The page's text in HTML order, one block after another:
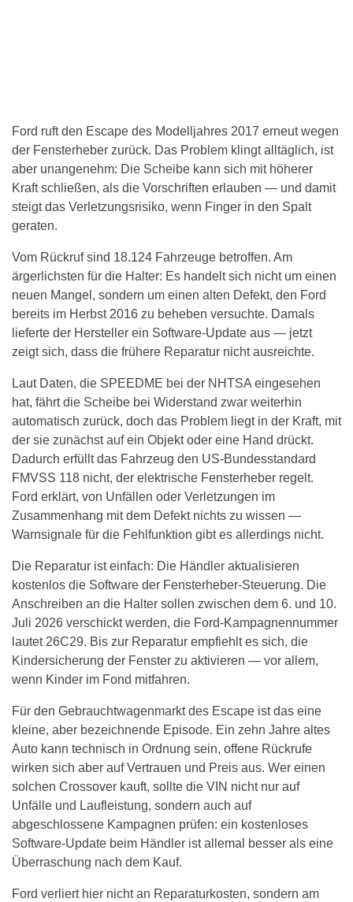
Ford ruft den Escape des Modelljahres 2017 erneut wegen
der Fensterheber zurück. Das Problem klingt alltäglich, ist
aber unangenehm: Die Scheibe kann sich mit höherer
Kraft schließen, als die Vorschriften erlauben — und damit
steigt das Verletzungsrisiko, wenn Finger in den Spalt
geraten.
Vom Rückruf sind 18.124 Fahrzeuge betroffen. Am
ärgerlichsten für die Halter: Es handelt sich nicht um einen
neuen Mangel, sondern um einen alten Defekt, den Ford
bereits im Herbst 2016 zu beheben versuchte. Damals
lieferte der Hersteller ein Software-Update aus — jetzt
zeigt sich, dass die frühere Reparatur nicht ausreichte.
Laut Daten, die SPEEDME bei der NHTSA eingesehen
hat, fährt die Scheibe bei Widerstand zwar weiterhin
automatisch zurück, doch das Problem liegt in der Kraft, mit
der sie zunächst auf ein Objekt oder eine Hand drückt.
Dadurch erfüllt das Fahrzeug den US-Bundesstandard
FMVSS 118 nicht, der elektrische Fensterheber regelt.
Ford erklärt, von Unfällen oder Verletzungen im
Zusammenhang mit dem Defekt nichts zu wissen —
Warnsignale für die Fehlfunktion gibt es allerdings nicht.
Die Reparatur ist einfach: Die Händler aktualisieren
kostenlos die Software der Fensterheber-Steuerung. Die
Anschreiben an die Halter sollen zwischen dem 6. und 10.
Juli 2026 verschickt werden, die Ford-Kampagnennummer
lautet 26C29. Bis zur Reparatur empfiehlt es sich, die
Kindersicherung der Fenster zu aktivieren — vor allem,
wenn Kinder im Fond mitfahren.
Für den Gebrauchtwagenmarkt des Escape ist das eine
kleine, aber bezeichnende Episode. Ein zehn Jahre altes
Auto kann technisch in Ordnung sein, offene Rückrufe
wirken sich aber auf Vertrauen und Preis aus. Wer einen
solchen Crossover kauft, sollte die VIN nicht nur auf
Unfälle und Laufleistung, sondern auch auf
abgeschlossene Kampagnen prüfen: ein kostenloses
Software-Update beim Händler ist allemal besser als eine
Überraschung nach dem Kauf.
Ford verliert hier nicht an Reparaturkosten, sondern am